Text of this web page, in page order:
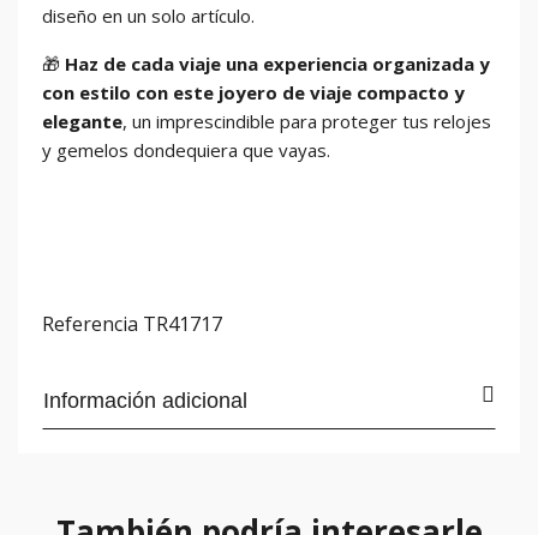
diseño en un solo artículo.
🎁 Haz de cada viaje una experiencia organizada y
con estilo con este joyero de viaje compacto y
elegante, un imprescindible para proteger tus relojes
y gemelos dondequiera que vayas.
Referencia TR41717
Información adicional